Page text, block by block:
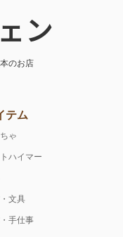
ン
のお店
テム
ゃ
ハイマー
文具
手仕事